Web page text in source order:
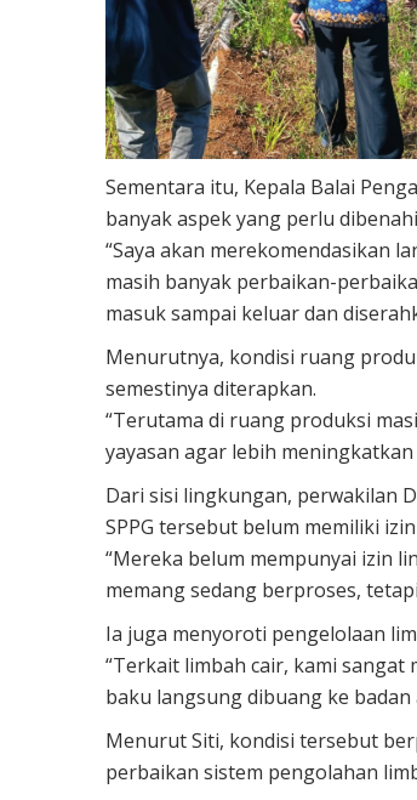
Sementara itu, Kepala Balai
banyak aspek yang perlu
“Saya akan merekomendasikan
masih banyak perbaikan-
masuk sampai keluar dan
Menurutnya, kondisi ruang
semestinya diterapkan.
“Terutama di ruang produksi
yayasan agar lebih
Dari sisi lingkungan, perwakilan
SPPG tersebut belum memiliki
“Mereka belum mempunyai izin
memang sedang berproses,
Ia juga menyoroti pengelolaan
“Terkait limbah cair, kami
baku langsung dibuang ke
Menurut Siti, kondisi tersebut
perbaikan sistem pengolahan